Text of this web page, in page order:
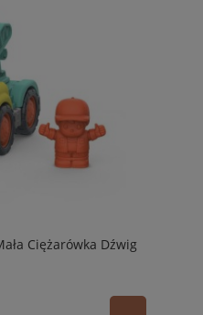
Ciężarówka Dźwig